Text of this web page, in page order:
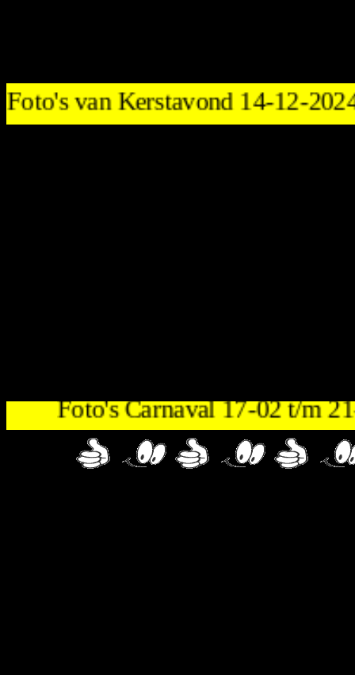
Foto's van Kerstavond 14-12-
Foto's Carnaval 17-02 t/m